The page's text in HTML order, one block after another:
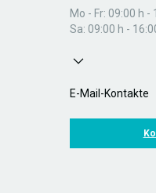
Mo - Fr: 09:00 h -
Sa: 09:00 h -
E-Mail-Kontakte